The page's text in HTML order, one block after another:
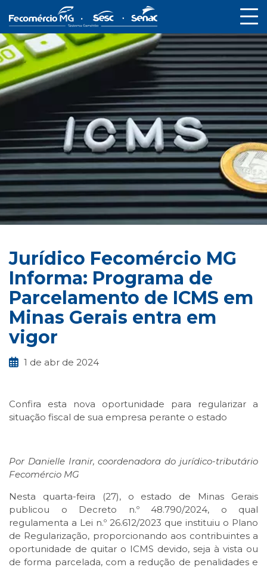
Jurídico Fecomércio MG
Informa: Programa de
Parcelamento de ICMS em
Minas Gerais entra em
vigor
1 de abr de 2024
Confira esta nova oportunidade para regularizar a
situação fiscal de sua empresa perante o estado
Por Danielle Iranir, coordenadora do jurídico-tributário
Fecomércio MG
Nesta quarta-feira (27), o estado de Minas Gerais
publicou o Decreto n.º 48.790/2024, o qual
regulamenta a Lei n.º 26.612/2023 que instituiu o Plano
de Regularização, proporcionando aos contribuintes a
oportunidade de quitar o ICMS devido, seja à vista ou
de forma parcelada, com a redução de penalidades e